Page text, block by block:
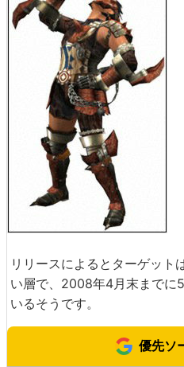
リリースによるとターゲット
い層で、2008年4月末までに
いるそうです。
優先ソ